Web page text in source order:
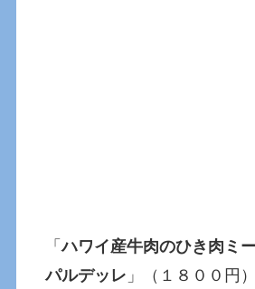
「ハワイ産牛肉のひき肉ミ
パルデッレ 」（１８００円）